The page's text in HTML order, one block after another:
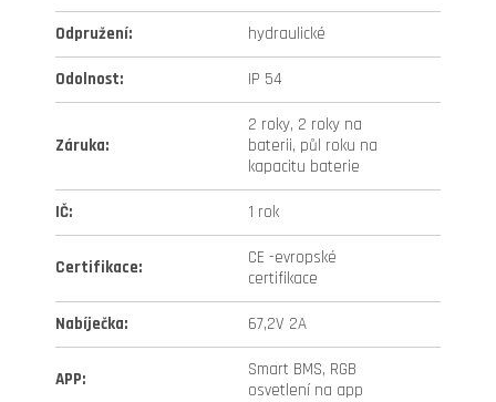
Odpružení: hydraulické
Odolnost: IP 54
Záruka:
2 roky, 2 roky na
baterii, půl roku na
kapacitu baterie
IČ: 1 rok
Certifikace:
CE -evropské
certifikace
Nabíječka: 67,2V 2A
APP:
Smart BMS, RGB
osvetlení na app